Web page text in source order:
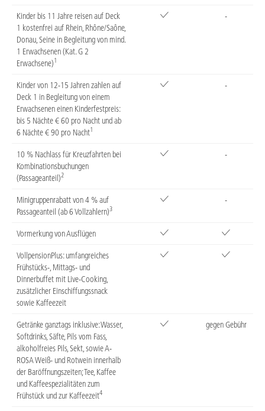
Kinder bis 11 Jahre reisen auf Deck
1 kostenfrei auf Rhein, Rhône/Saône,
Donau, Seine in Begleitung von mind.
1 Erwachsenen (Kat. G 2
Erwachsene)1
-
Kinder von 12-15 Jahren zahlen auf
Deck 1 in Begleitung von einem
Erwachsenen einen Kinderfestpreis:
bis 5 Nächte € 60 pro Nacht und ab
6 Nächte € 90 pro Nacht1
-
10 % Nachlass für Kreuzfahrten bei
Kombinationsbuchungen
(Passageanteil)2
-
Minigruppenrabatt von 4 % auf
Passageanteil (ab 6 Vollzahlern)3
-
Vormerkung von Ausflügen
VollpensionPlus: umfangreiches
Frühstücks-, Mittags- und
Dinnerbuffet mit Live-Cooking,
zusätzlicher Einschiffungssnack
sowie Kaffeezeit
Getränke ganztags inklusive: Wasser,
Softdrinks, Säfte, Pils vom Fass,
alkoholfreies Pils, Sekt, sowie A-
ROSA Weiß- und Rotwein innerhalb
der Baröffnungszeiten; Tee, Kaffee
und Kaffeespezialitäten zum
Frühstück und zur Kaffeezeit4
gegen Gebühr